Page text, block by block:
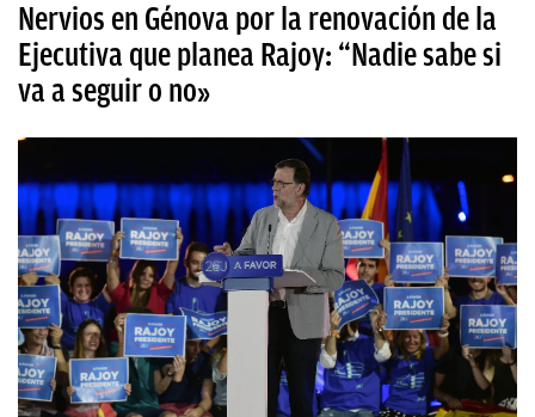
Nervios en Génova por la renovación de la
Ejecutiva que planea Rajoy: “Nadie sabe si
va a seguir o no»